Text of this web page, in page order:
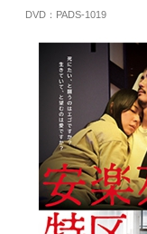
DVD：PADS-1019